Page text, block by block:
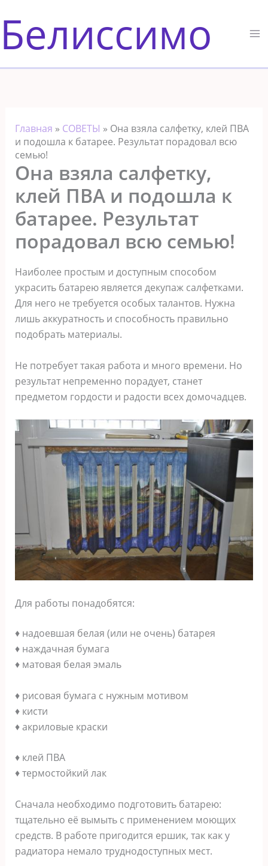
к
содержимому
Белиссимо
Главная » СОВЕТЫ » Она взяла салфетку, клей ПВА
и подошла к батарее. Результат порадовал всю
семью!
Она взяла салфетку,
клей ПВА и подошла к
батарее. Результат
порадовал всю семью!
Наиболее простым и доступным способом
украсить батарею является декупаж салфетками.
Для него не требуется особых талантов. Нужна
лишь аккуратность и способность правильно
подобрать материалы.
Не потребует такая работа и много времени. Но
результат непременно порадует, станет
предметом гордости и радости всех домочадцев.
Для работы понадобятся:
♦ надоевшая белая (или не очень) батарея
♦ наждачная бумага
♦ матовая белая эмаль
♦ рисовая бумага с нужным мотивом
♦ кисти
♦ акриловые краски
♦ клей ПВА
♦ термостойкий лак
Сначала необходимо подготовить батарею:
тщательно её вымыть с применением моющих
средств. В работе пригодится ершик, так как у
радиатора немало труднодоступных мест.